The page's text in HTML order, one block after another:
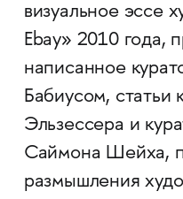
визуальное эссе
Ebay» 2010 года,
написанное
Бабиусом, статьи
Эльзессера и
Саймона Шейха,
размышления